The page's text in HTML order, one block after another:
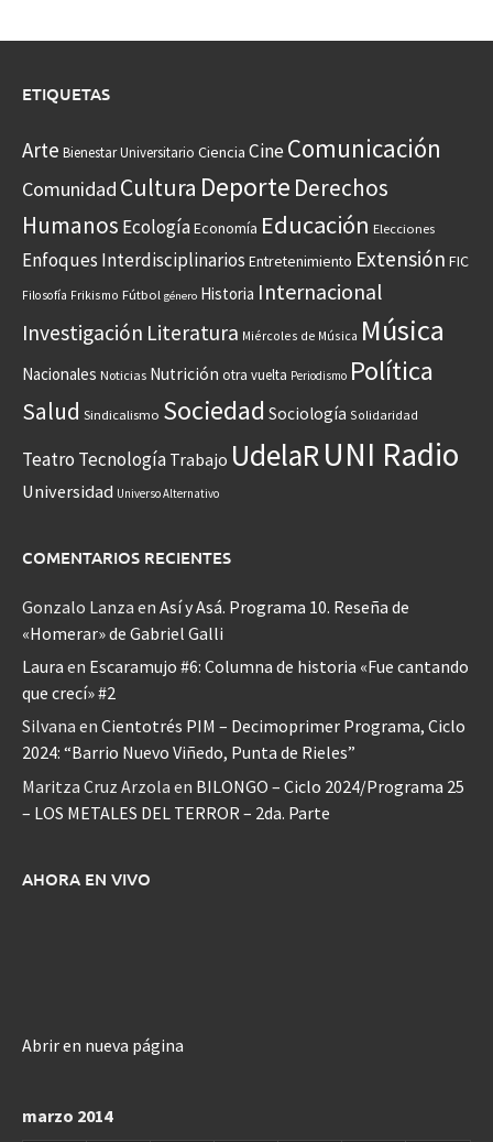
ETIQUETAS
Arte Bienestar Universitario Ciencia CineComunicación
Comunidad Cultura Deporte Derechos
Humanos EcologíaEconomía Educación Elecciones
Enfoques Interdisciplinarios Entretenimiento Extensión FIC
Filosofía Frikismo Fútbol género Historia Internacional
Investigación Literatura Miércoles de Música Música
Nacionales Noticias Nutrición otra vuelta Periodismo Política
Salud Sindicalismo Sociedad Sociología Solidaridad
Teatro Tecnología Trabajo UdelaR UNI Radio
Universidad Universo Alternativo
COMENTARIOS RECIENTES
Gonzalo Lanza en Así y Asá. Programa 10. Reseña de
«Homerar» de Gabriel Galli
Laura en Escaramujo #6: Columna de historia «Fue cantando
que crecí» #2
Silvana en Cientotrés PIM – Decimoprimer Programa, Ciclo
2024: “Barrio Nuevo Viñedo, Punta de Rieles”
Maritza Cruz Arzola en BILONGO – Ciclo 2024/Programa 25
– LOS METALES DEL TERROR – 2da. Parte
AHORA EN VIVO
Abrir en nueva página
marzo 2014